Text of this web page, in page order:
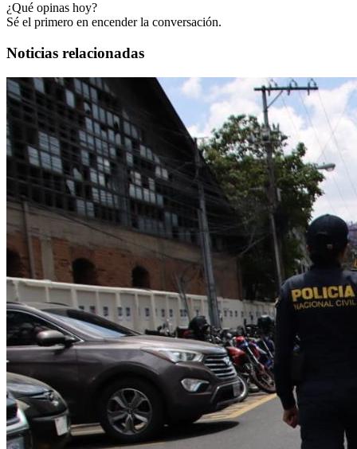
¿Qué opinas hoy?
Sé el primero en encender la conversación.
Noticias relacionadas